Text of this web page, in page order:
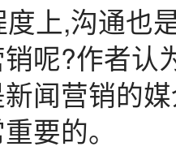
上,沟通也
呢?作者认
闻营销的
要的。